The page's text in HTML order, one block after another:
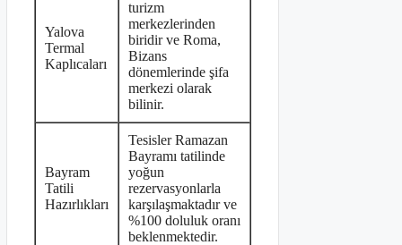
Yalova
Termal
Kaplıcaları
turizm
merkezlerinden
biridir ve Roma,
Bizans
dönemlerinde şifa
merkezi olarak
bilinir.
Bayram
Tatili
Hazırlıkları
Tesisler Ramazan
Bayramı tatilinde
yoğun
rezervasyonlarla
karşılaşmaktadır ve
%100 doluluk oranı
beklenmektedir.